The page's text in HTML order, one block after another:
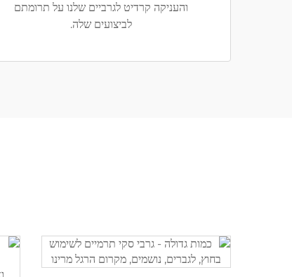
והעניקה קרדיט לגרביים שלנו על תרומתם
לביצועים שלה.